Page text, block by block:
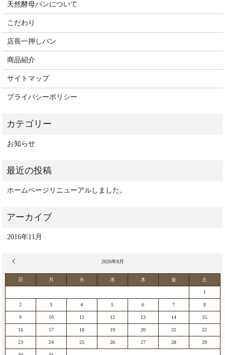
天然酵母パンについて
こだわり
店長一押しパン
商品紹介
サイトマップ
プライバシーポリシー
お知らせ
ホームページリニューアルしました。
2016年11月
2026年8月
日 月 火 水 木 金 土
1
2 3 4 5 6 7 8
9 10 11 12 13 14 15
16 17 18 19 20 21 22
23 24 25 26 27 28 29